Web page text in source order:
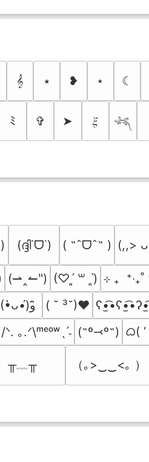
𝄞 ⭑ ❥ ⋆ ☾
ﾐ ✞ ➤ 𝜉 𓆈
(ദ്ദി˙ᗜ˙) ( ˶ˆᗜˆ˵ ) (,,>
(⇀‸↼‶) (♡ˊ͈ ꒳ ˋ͈) ⊹ ₊
( ˘ ³˘)♥
/ᐠ. ｡.ᐟ\ᵐᵉᵒʷˎˊ˗ (˶º⤙º˶) ᜊ(
╥﹏╥ （｡>‿‿<｡ ）